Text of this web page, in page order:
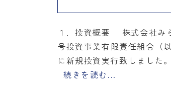
１．投資概要 株式会社み
号投資事業有限責任組合（
に新規投資実行致しました
続きを読む...